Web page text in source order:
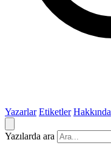
Yazarlar Etiketler Hakkında
Yazılarda ara